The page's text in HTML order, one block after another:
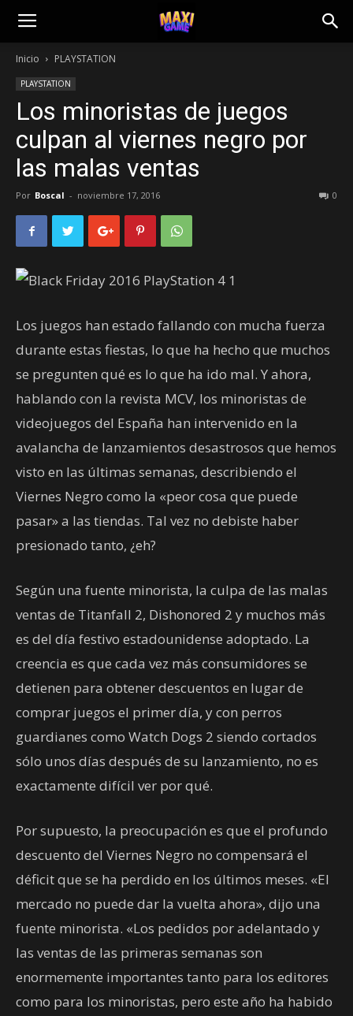
Inicio PLAYSTATION
PLAYSTATION
Los minoristas de juegos
culpan al viernes negro por
las malas ventas
Por Boscal - noviembre 17, 2016 0
Los juegos han estado fallando con mucha fuerza
durante estas fiestas, lo que ha hecho que muchos
se pregunten qué es lo que ha ido mal. Y ahora,
hablando con la revista MCV, los minoristas de
videojuegos del España han intervenido en la
avalancha de lanzamientos desastrosos que hemos
visto en las últimas semanas, describiendo el
Viernes Negro como la «peor cosa que puede
pasar» a las tiendas. Tal vez no debiste haber
presionado tanto, ¿eh?
Según una fuente minorista, la culpa de las malas
ventas de Titanfall 2, Dishonored 2 y muchos más
es del día festivo estadounidense adoptado. La
creencia es que cada vez más consumidores se
detienen para obtener descuentos en lugar de
comprar juegos el primer día, y con perros
guardianes como Watch Dogs 2 siendo cortados
sólo unos días después de su lanzamiento, no es
exactamente difícil ver por qué.
Por supuesto, la preocupación es que el profundo
descuento del Viernes Negro no compensará el
déficit que se ha perdido en los últimos meses. «El
mercado no puede dar la vuelta ahora», dijo una
fuente minorista. «Los pedidos por adelantado y
las ventas de las primeras semanas son
enormemente importantes tanto para los editores
como para los minoristas, pero este año ha habido